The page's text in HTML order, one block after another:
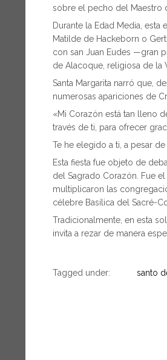
sobre el pecho del Maestro
Durante la Edad Media,
Matilde de Hackeborn o
con san Juan Eudes —gran
de Alacoque, religiosa de la
Santa Margarita narró que,
numerosas apariciones de
«Mi Corazón está tan lleno
través de ti, para ofrecer
Te he elegido a ti, a pesar
Esta fiesta fue objeto de
del Sagrado Corazón. Fue
multiplicaron las
célebre Basílica del Sacré-
Tradicionalmente, en esta
invita a rezar de manera
Tagged under: santo